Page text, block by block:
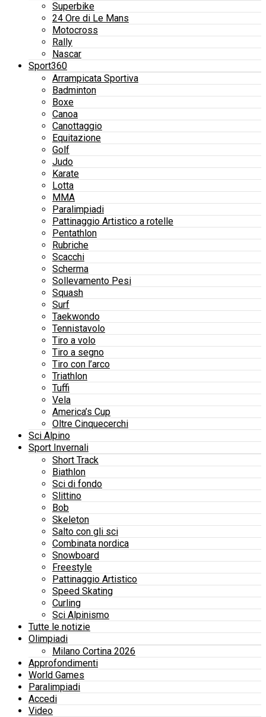
Superbike
24 Ore di Le Mans
Motocross
Rally
Nascar
Sport360
Arrampicata Sportiva
Badminton
Boxe
Canoa
Canottaggio
Equitazione
Golf
Judo
Karate
Lotta
MMA
Paralimpiadi
Pattinaggio Artistico a rotelle
Pentathlon
Rubriche
Scacchi
Scherma
Sollevamento Pesi
Squash
Surf
Taekwondo
Tennistavolo
Tiro a volo
Tiro a segno
Tiro con l’arco
Triathlon
Tuffi
Vela
America’s Cup
Oltre Cinquecerchi
Sci Alpino
Sport Invernali
Short Track
Biathlon
Sci di fondo
Slittino
Bob
Skeleton
Salto con gli sci
Combinata nordica
Snowboard
Freestyle
Pattinaggio Artistico
Speed Skating
Curling
Sci Alpinismo
Tutte le notizie
Olimpiadi
Milano Cortina 2026
Approfondimenti
World Games
Paralimpiadi
Accedi
Video